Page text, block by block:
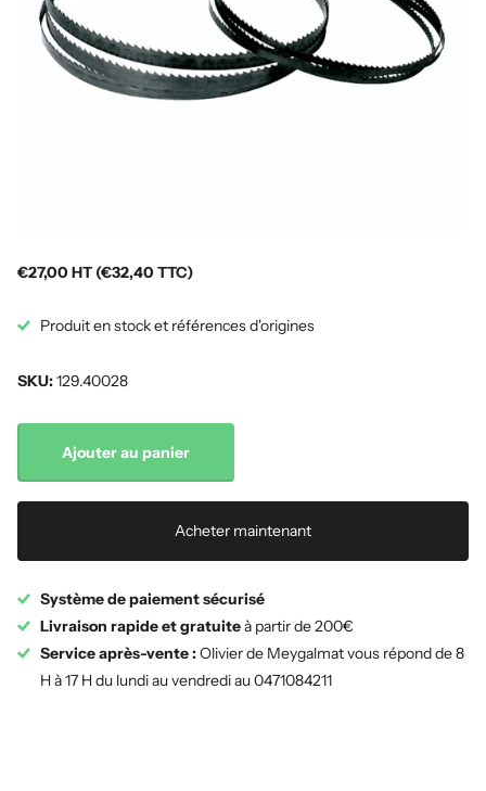
€27,00 HT (€32,40 TTC)
Produit en stock et références d'origines
SKU:129.40028
Ajouter au panier
Acheter maintenant
Système de paiement sécurisé
Livraison rapide et gratuiteà partir de 200€
Service après-vente :Olivier de Meygalmat vous répond de 8
H à 17 H du lundi au vendredi au 0471084211